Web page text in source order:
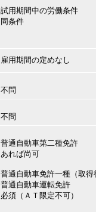
試用期間中の労働条件
同条件
雇用期間の定めなし
不問
不問
普通自動車第二種免許
あれば尚可
普通自動車免許一種（取得
普通自動車運転免許
必須（ＡＴ限定不可）